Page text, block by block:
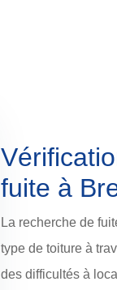
fuite à
La recherche de
type de toiture à
des difficultés à